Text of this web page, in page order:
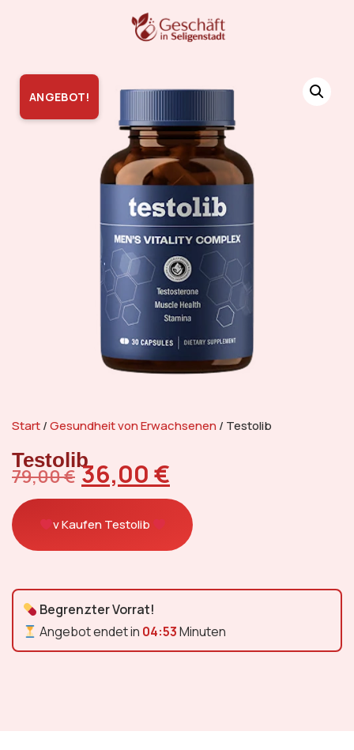
ANGEBOT!
Start/Gesundheit von Erwachsenen / Testolib
Testolib
79,00€ 36,00€
v Kaufen Testolib
Begrenzter Vorrat!
Angebot endet in 04:52Minuten